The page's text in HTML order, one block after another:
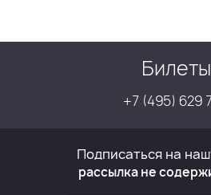
+7 (495) 629
Подписаться на
рассылка не